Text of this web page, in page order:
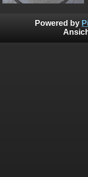
Powered by